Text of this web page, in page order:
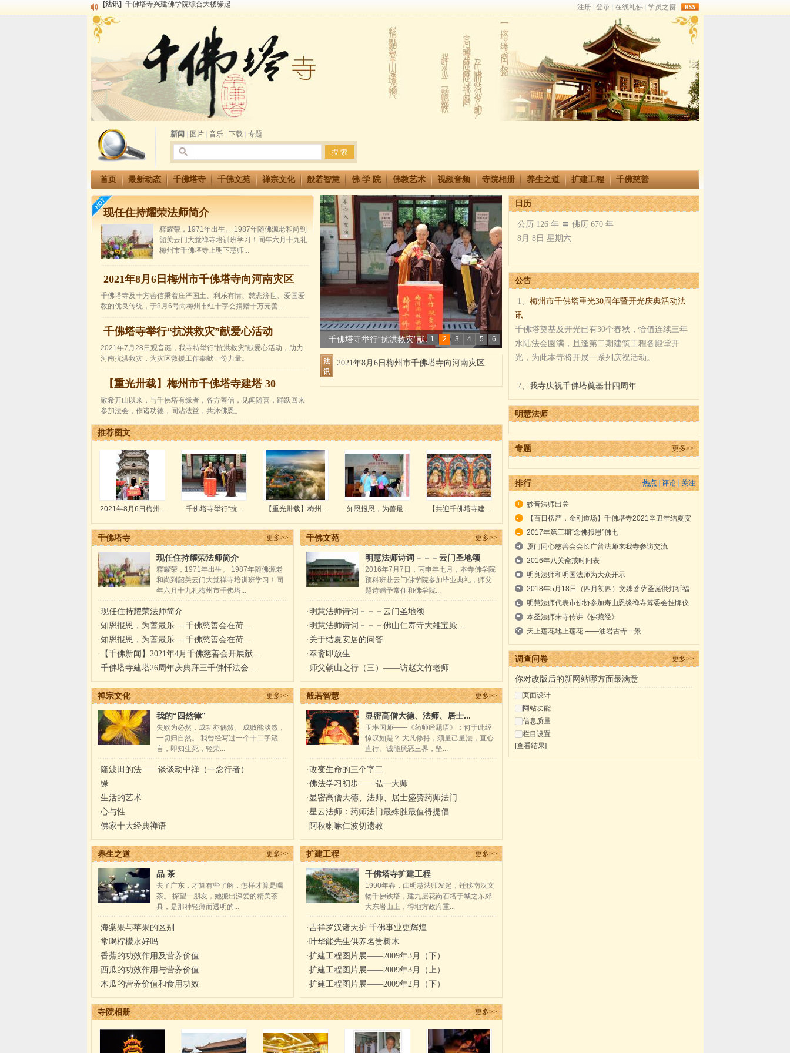
[法讯] 共赴华藏世界 进入最后七天倒计时 殊胜华严法会 快快同享富贵庄严海
[法讯]
[法讯]
清明节祭祖报恩地藏法会
本寺方丈上明下慧尼和尚开讲《六祖坛经》
[法讯]
2015-3-26师父于法堂对大众的开示
[法讯] 广东千佛塔寺云门佛学院女众部 2016年招生简章
[法讯]
恭请海涛法师莅临千佛塔寺弘法
[法讯]
2014年七月大法会 祈福息灾地藏七 冥阳两利普渡群蒙盂兰盆
[法讯]
千佛塔寺云门佛学院女众部2014年招生简章
[法讯] 千佛塔寺兴建佛学院综合大楼缘起
新闻 图片| 音乐| 下载| 专题
首页 最新动态 千佛塔寺 千佛文苑 禅宗文化 般若智慧 佛 学 院 佛教艺术 视频音频 寺院相册 养生之道 扩建工程 千佛慈善
现任住持耀荣法师简介
釋耀荣，1971年出生。 1987年随佛源老和尚到
韶关云门大觉禅寺培训班学习！同年六月十九礼
梅州市千佛塔寺上明下慧师...
2021年8月6日梅州市千佛塔寺向河南灾区
千佛塔寺及十方善信秉着庄严国土、利乐有情、慈悲济世、爱国爱
教的优良传统，于8月6号向梅州市红十字会捐赠十万元善...
千佛塔寺举行“抗洪救灾”献爱心活动
2021年7月28日观音诞，我寺特举行“抗洪救灾”献爱心活动，助力
河南抗洪救灾，为灾区救援工作奉献一份力量。
【重光卅载】梅州市千佛塔寺建塔 30
敬希开山以来，与千佛塔有缘者，各方善信，见闻随喜，踊跃回来
参加法会，作诸功德，同沾法益，共沐佛恩。
千佛塔寺举行“抗洪救灾”献...
【重光卅载】梅州市千佛塔寺...
知恩报恩，为善最乐 ---千佛...
1 2 3 4 5 6
法
讯
2021年8月6日梅州市千佛塔寺向河南灾区
推荐图文
2021年8月6日梅州... 千佛塔寺举行“抗... 【重光卅载】梅州... 知恩报恩，为善最... 【共迎千佛塔寺建...
千佛塔寺 更多>>
现任住持耀荣法师简介
釋耀荣，1971年出生。 1987年随佛源老
和尚到韶关云门大觉禅寺培训班学习！同
年六月十九礼梅州市千佛塔...
·现任住持耀荣法师简介
·知恩报恩，为善最乐 ---千佛慈善会在荷...
·知恩报恩，为善最乐 ---千佛慈善会在荷...
· 【千佛新闻】2021年4月千佛慈善会开展献...
·千佛塔寺建塔26周年庆典拜三千佛忏法会...
千佛文苑 更多>>
明慧法师诗词－－－云门圣地颂
2016年7月7日，丙申年七月，本寺佛学院
预科班赴云门佛学院参加毕业典礼，师父
题诗赠予常住和佛学院...
· 明慧法师诗词－－－云门圣地颂
· 明慧法师诗词－－－佛山仁寿寺大雄宝殿...
· 关于结夏安居的问答
·奉斋即放生
· 师父朝山之行（三）——访赵文竹老师
禅宗文化 更多>>
我的“四然律”
失败为必然，成功亦偶然。 成败能淡然，
一切归自然。 我曾经写过一个十二字箴
言，即知生死，轻荣...
· 隆波田的法——谈谈动中禅（一念行者）
·缘
·生活的艺术
·心与性
·佛家十大经典禅语
般若智慧 更多>>
显密高僧大德、法师、居士...
玉琳国师——《药师经题语》：何于此经
惊叹如是？ 大凡修持，须量己量法，直心
直行。诚能厌恶三界，坚...
·改变生命的三个字二
·佛法学习初步——弘一大师
· 显密高僧大德、法师、居士盛赞药师法门
·星云法师：药师法门最殊胜最值得提倡
· 阿秋喇嘛仁波切遗教
养生之道 更多>>
品 茶
去了广东，才算有些了解，怎样才算是喝
茶。 探望一朋友，她搬出深爱的精美茶
具，是那种轻薄而透明的...
·海棠果与苹果的区别
·常喝柠檬水好吗
·香蕉的功效作用及营养价值
· 西瓜的功效作用与营养价值
·木瓜的营养价值和食用功效
扩建工程 更多>>
千佛塔寺扩建工程
1990年春，由明慧法师发起，迁移南汉文
物千佛铁塔，建九层花岗石塔于城之东郊
大东岩山上，得地方政府重...
·吉祥罗汉诸天护 千佛事业更辉煌
·叶华能先生供养名贵树木
·扩建工程图片展——2009年3月（下）
·扩建工程图片展——2009年3月（上）
·扩建工程图片展——2009年2月（下）
寺院相册 更多>>
日历
公历 126 年 〓 佛历 670 年
8月 8日 星期六
公告
1、 梅州市千佛塔重光30周年暨开光庆典活动法
讯
千佛塔奠基及开光已有30个春秋，恰值连续三年
水陆法会圆满，且逢第二期建筑工程各殿堂开
光，为此本寺将开展一系列庆祝活动。
2、 我寺庆祝千佛塔奠基廿四周年
明慧法师
专题 更多>>
热点|评论| 关注
排行
妙音法师出关
【百日楞严，金刚道场】千佛塔寺2021辛丑年结夏安
居楞严共修法会通启
2017年第三期“念佛报恩”佛七
厦门同心慈善会会长广普法师来我寺参访交流
2016年八关斋戒时间表
明良法师和明国法师为大众开示
2018年5月18日（四月初四）文殊菩萨圣诞供灯祈福
法会通启
明慧法师代表市佛协参加寿山恩缘禅寺筹委会挂牌仪
式
本圣法师来寺传讲《佛藏经》
天上莲花地上莲花 ——油岩古寺一景
调查问卷 更多>>
你对改版后的新网站哪方面最满意
页面设计
网站功能
信息质量
栏目设置
[查看结果]